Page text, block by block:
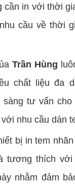
cần in với thời
cầu về thời
Trần Hùng
chất liệu đa
sàng tư vấn cho
nhu cầu dán
bị in tem
tương thích
nhằm đảm